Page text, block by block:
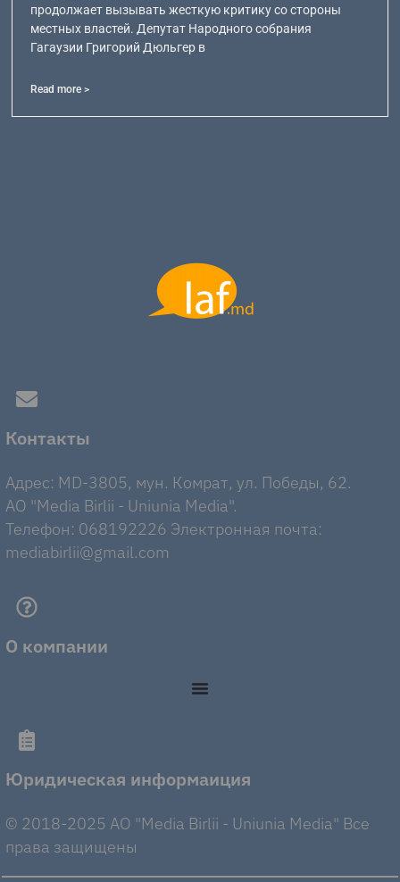
продолжает вызывать жесткую критику со стороны
местных властей. Депутат Народного собрания
Гагаузии Григорий Дюльгер в
Read more >
Контакты
Адрес: MD-3805, мун. Комрат, ул. Победы, 62.
AO "Media Birlii - Uniunia Media".
Телефон: 068192226 Электронная почта:
mediabirlii@gmail.com
О компании
Юридическая информаиция
© 2018-2025 AO "Media Birlii - Uniunia Media" Все
права защищены